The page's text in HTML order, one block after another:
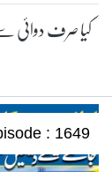
کیا صرف دوائی
: 1649